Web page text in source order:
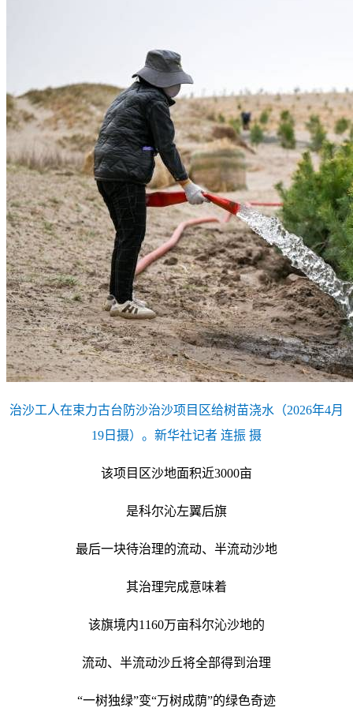
治沙工人在束力古台防沙治沙项目区给树苗浇水（2026年4月
19日摄）。新华社记者 连振 摄
该项目区沙地面积近3000亩
是科尔沁左翼后旗
最后一块待治理的流动、半流动沙地
其治理完成意味着
该旗境内1160万亩科尔沁沙地的
流动、半流动沙丘将全部得到治理
“一树独绿”变“万树成荫”的绿色奇迹